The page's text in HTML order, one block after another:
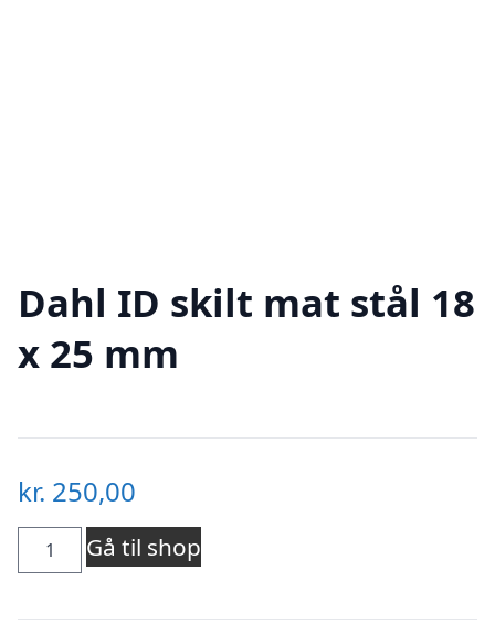
Dahl ID skilt mat stål 18
x 25 mm
kr. 250,00
Dahl
skilt
Gå til shop